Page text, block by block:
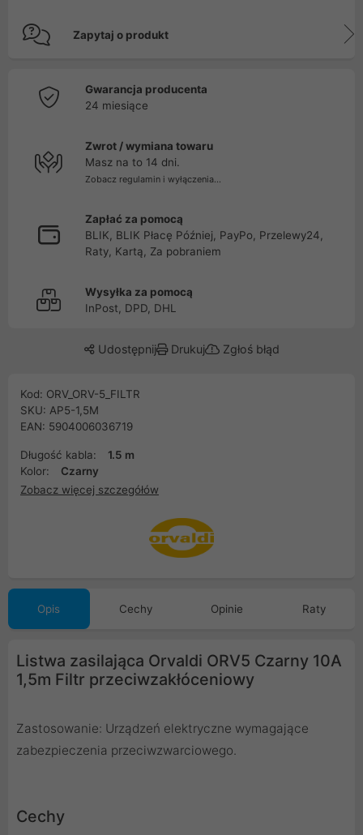
Zapytaj o produkt
Gwarancja producenta
24 miesiące
Zwrot / wymiana towaru
Masz na to 14 dni.
Zobacz regulamin i wyłączenia...
Zapłać za pomocą
BLIK, BLIK Płacę Później, PayPo, Przelewy24,
Raty, Kartą, Za pobraniem
Wysyłka za pomocą
InPost, DPD, DHL
Udostępnij Drukuj Zgłoś błąd
Kod: ORV_ORV-5_FILTR
SKU: AP5-1,5M
EAN: 5904006036719
Długość kabla:
1.5 m
Kolor:
Czarny
Zobacz więcej szczegółów
Opis Cechy Opinie Raty
Listwa zasilająca Orvaldi ORV5 Czarny 10A
1,5m Filtr przeciwzakłóceniowy
Zastosowanie: Urządzeń elektryczne wymagające
zabezpieczenia przeciwzwarciowego.
Cechy